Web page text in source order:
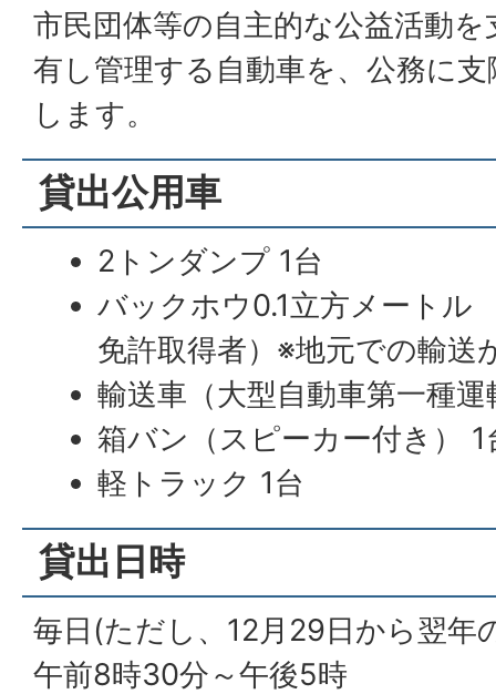
市民団体等の自主的な公益活動
有し管理する自動車を、公務に
します。
貸出公用車
2トンダンプ 1台
バックホウ0.1立方メートル
免許取得者）※地元での輸送
輸送車（大型自動車第一種
箱バン（スピーカー付き） 1
軽トラック 1台
貸出日時
毎日(ただし、12月29日から翌年
午前8時30分～午後5時